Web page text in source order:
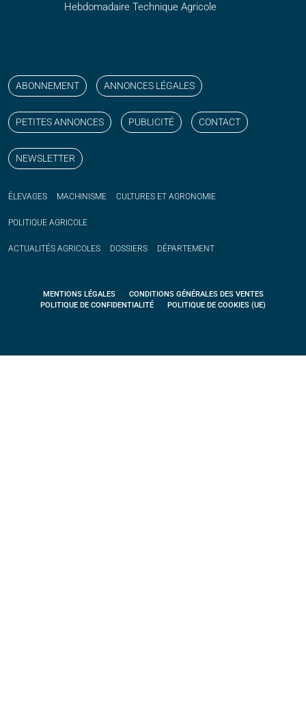
Hebdomadaire Technique Agricole
ABONNEMENT ANNONCES LÉGALES
PETITES ANNONCES PUBLICITÉ CONTACT
NEWSLETTER
ÉLEVAGES MACHINISME CULTURES ET AGRONOMIE
POLITIQUE AGRICOLE
ACTUALITÉS AGRICOLES DOSSIERS DÉPARTEMENT
MENTIONS LÉGALES
CONDITIONS GÉNÉRALES DES VENTES
POLITIQUE DE CONFIDENTIALITÉ
POLITIQUE DE COOKIES (UE)